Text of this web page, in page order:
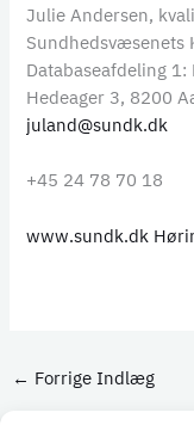
Julie Andersen,
Sundhedsvæsenets
Databaseafdeling
Hedeager 3, 8200
juland@sundk.dk
+45 24 78 70 18
www.sundk.dk
← Forrige Indlæg